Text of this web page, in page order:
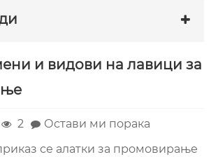
и видови на лавици за
2
Остави ми порака
се алатки за промовирање